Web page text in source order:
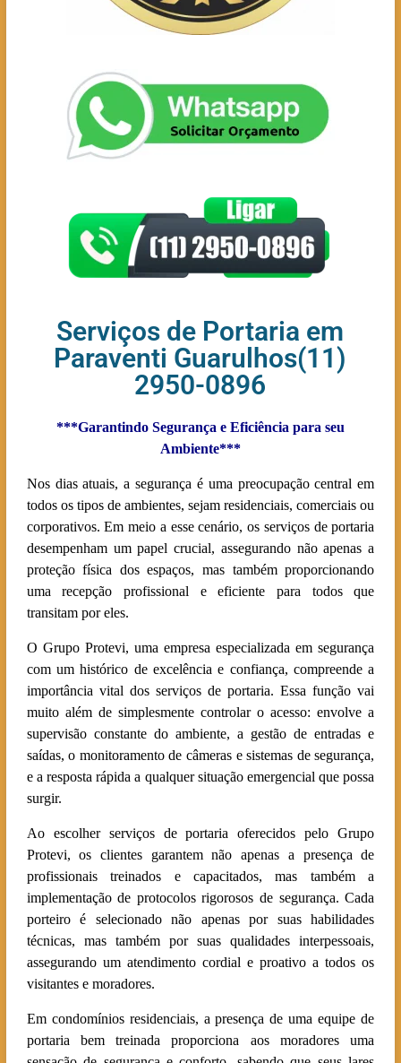
Serviços de Portaria em
Paraventi Guarulhos(11)
2950-0896
***Garantindo Segurança e Eficiência para seu
Ambiente***
Nos dias atuais, a segurança é uma preocupação central em
todos os tipos de ambientes, sejam residenciais, comerciais ou
corporativos. Em meio a esse cenário, os serviços de portaria
desempenham um papel crucial, assegurando não apenas a
proteção física dos espaços, mas também proporcionando
uma recepção profissional e eficiente para todos que
transitam por eles.
O Grupo Protevi, uma empresa especializada em segurança
com um histórico de excelência e confiança, compreende a
importância vital dos serviços de portaria. Essa função vai
muito além de simplesmente controlar o acesso: envolve a
supervisão constante do ambiente, a gestão de entradas e
saídas, o monitoramento de câmeras e sistemas de segurança,
e a resposta rápida a qualquer situação emergencial que possa
surgir.
Ao escolher serviços de portaria oferecidos pelo Grupo
Protevi, os clientes garantem não apenas a presença de
profissionais treinados e capacitados, mas também a
implementação de protocolos rigorosos de segurança. Cada
porteiro é selecionado não apenas por suas habilidades
técnicas, mas também por suas qualidades interpessoais,
assegurando um atendimento cordial e proativo a todos os
visitantes e moradores.
Em condomínios residenciais, a presença de uma equipe de
portaria bem treinada proporciona aos moradores uma